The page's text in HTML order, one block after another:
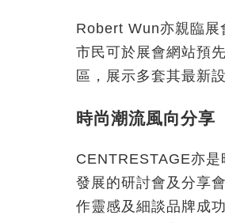
Robert Wun亦親臨展
市民可於展會網站預
區，展示多套其最新設
時尚潮流風向分享
CENTRESTAGE亦
發展的研討會及分享
作靈感及細談品牌成